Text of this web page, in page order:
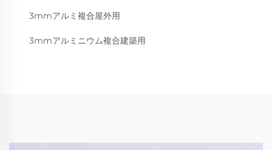
3mmアルミ複合屋外用
3mmアルミニウム複合建築用